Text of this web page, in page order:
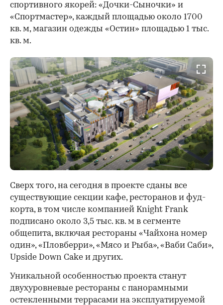
спортивного якорей: «Дочки-Сыночки» и
«Спортмастер», каждый площадью около 1700
кв. м, магазин одежды «Остин» площадью 1 тыс.
кв. м.
Сверх того, на сегодня в проекте сданы все
существующие секции кафе, ресторанов и фуд-
корта, в том числе компанией Knight Frank
подписано около 3,5 тыс. кв. м в сегменте
общепита, включая рестораны «Чайхона номер
один», «Пловберри», «Мясо и Рыба», «Ваби Саби»,
Upside Down Cake и других.
Уникальной особенностью проекта станут
двухуровневые рестораны с панорамными
остекленными террасами на эксплуатируемой